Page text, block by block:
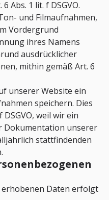
Abs. 1 lit. f DSGVO.
und Filmaufnahmen,
Vordergrund
ihres Namens
ausdrücklicher
mithin gemäß Art. 6
unserer Website ein
speichern. Dies
weil wir ein
Dokumentation unserer
stattfindenden
erhobenen Daten erfolgt